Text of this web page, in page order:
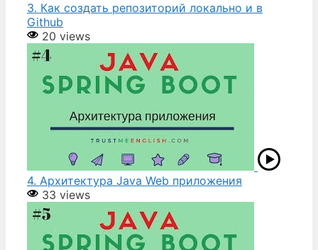
3. Как создать репозиторий локально и в
Github
20 views
4. Архитектура Java Web приложения
33 views